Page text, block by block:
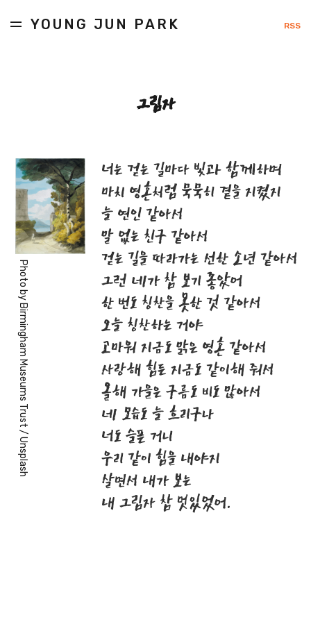
YOUNG JUN PARK RSS
그림자
Photo by
Birmingham Museums Trust
/
Unsplash
너는 걷는 길마다 빛과 함께하며
마치 영혼처럼 묵묵히 곁을 지켰지
늘 연인 같아서
말 없는 친구 같아서
걷는 길을 따라가는 선한 소년 같아서
그런 네가 참 보기 좋았어
한 번도 칭찬을 못한 것 같아서
오늘 칭찬하는 거야
고마워 지금도 맑은 영혼 같아서
사랑해 힘든 지금도 같이해 줘서
올해 가을은 구름도 비도 많아서
네 모습도 늘 흐리구나
너도 슬픈 거니
우리 같이 힘을 내야지
살면서 내가 보는
내 그림자 참 멋있었어.